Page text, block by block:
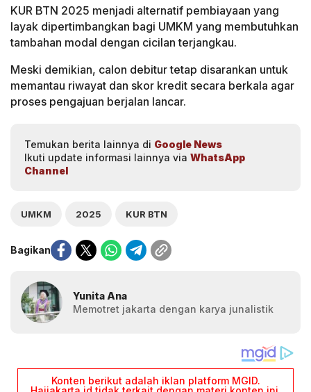
KUR BTN 2025 menjadi alternatif pembiayaan yang
layak dipertimbangkan bagi UMKM yang membutuhkan
tambahan modal dengan cicilan terjangkau.
Meski demikian, calon debitur tetap disarankan untuk
memantau riwayat dan skor kredit secara berkala agar
proses pengajuan berjalan lancar.
Temukan berita lainnya di Google News
Ikuti update informasi lainnya via WhatsApp
Channel
UMKM 2025 KUR BTN
Bagikan
Yunita Ana
Memotret jakarta dengan karya junalistik